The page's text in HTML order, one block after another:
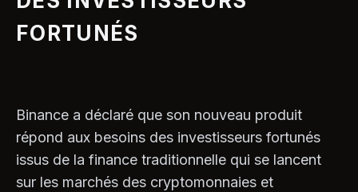
FORTUNÉS
Binance a déclaré que son nouveau produit
répond aux besoins des investisseurs fortunés
issus de la finance traditionnelle qui se lancent
sur les marchés des cryptomonnaies et